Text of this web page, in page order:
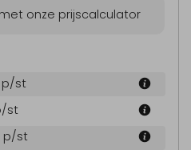
onze prijscalculator
p/st
st
p/st